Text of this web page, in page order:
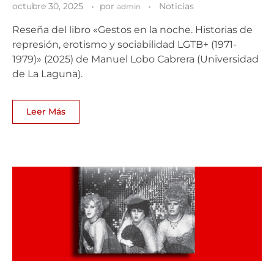
octubre 30, 2025 por admin Noticias
Reseña del libro «Gestos en la noche. Historias de
represión, erotismo y sociabilidad LGTB+ (1971-
1979)» (2025) de Manuel Lobo Cabrera (Universidad
de La Laguna).
Leer Más